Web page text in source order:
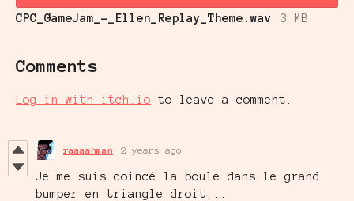
CPC_GameJam_-_Ellen_Replay_Theme.wav 3 MB
Comments
Log in with itch.io to leave a comment.
raaaahman 2 years ago
Je me suis coincé la boule dans le grand
bumper en triangle droit...